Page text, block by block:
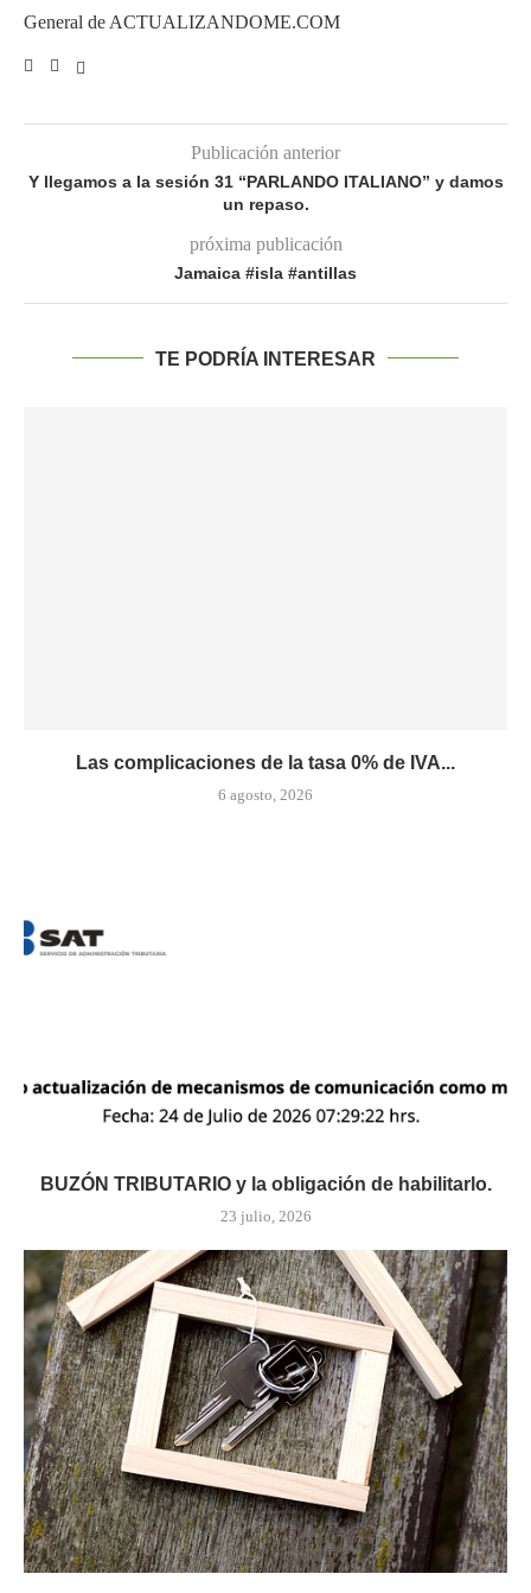
General de ACTUALIZANDOME.COM
Publicación anterior
Y llegamos a la sesión 31 “PARLANDO ITALIANO” y damos
un repaso.
próxima publicación
Jamaica #isla #antillas
TE PODRÍA INTERESAR
Las complicaciones de la tasa 0% de IVA...
6 agosto, 2026
BUZÓN TRIBUTARIO y la obligación de habilitarlo.
23 julio, 2026